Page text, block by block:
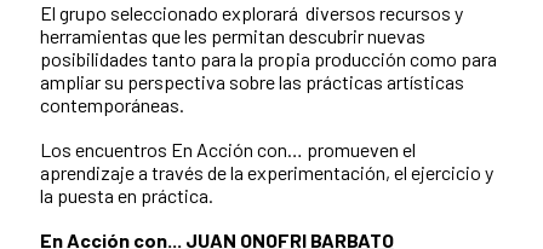
El grupo seleccionado explorará diversos recursos y
herramientas que les permitan descubrir nuevas
posibilidades tanto para la propia producción como para
ampliar su perspectiva sobre las prácticas artísticas
contemporáneas.
Los encuentros En Acción con… promueven el
aprendizaje a través de la experimentación, el ejercicio y
la puesta en práctica.
En Acción con... JUAN ONOFRI BARBATO